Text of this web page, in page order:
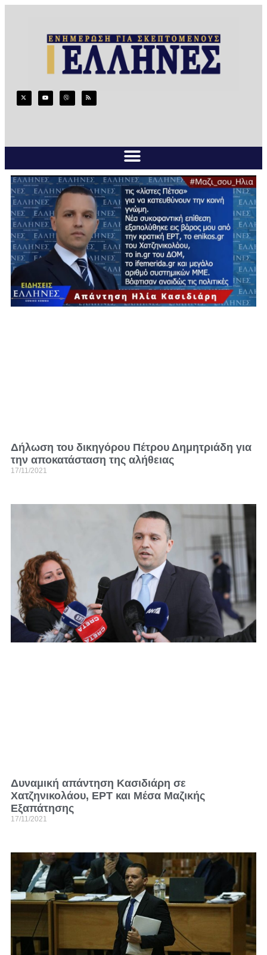
Δήλωση του δικηγόρου Πέτρου Δημητριάδη για
την αποκατάσταση της αλήθειας
17/11/2021
Δυναμική απάντηση Κασιδιάρη σε
Χατζηνικολάου, ΕΡΤ και Μέσα Μαζικής
Εξαπάτησης
17/11/2021